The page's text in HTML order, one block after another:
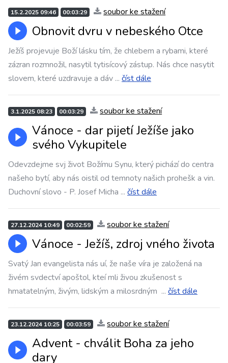
15.2.2025 09:46 00:03:29 soubor ke stažení
Obnovit dvru v nebeského Otce
Ježíš projevuje Boží lásku tím, že chlebem a rybami, které
zázran rozmnožil, nasytil tytisícový zástup. Nás chce nasytit
slovem, které uzdravuje a dáv ... číst dále
3.1.2025 08:23 00:03:29 soubor ke stažení
Vánoce - dar pijetí Ježíše jako
svého Vykupitele
Odevzdejme svj život Božímu Synu, který pichází do centra
našeho bytí, aby nás oistil od temnoty našich prohešk a vin.
Duchovní slovo - P. Josef Micha ... číst dále
27.12.2024 10:49 00:02:59 soubor ke stažení
Vánoce - Ježíš, zdroj vného života
Svatý Jan evangelista nás uí, že naše víra je založená na
živém svdectví apoštol, kteí mli živou zkušenost s
hmatatelným, živým, lidským a milosrdným ... číst dále
23.12.2024 10:25 00:03:59 soubor ke stažení
Advent - chválit Boha za jeho
dary